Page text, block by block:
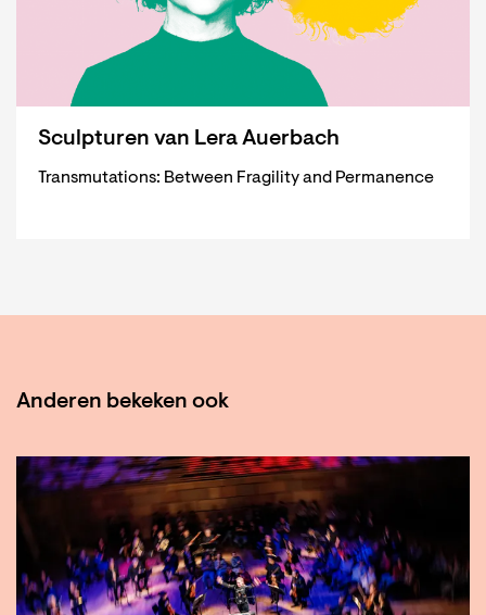
Sculpturen van Lera Auerbach
Transmutations: Between Fragility and Permanence
Anderen bekeken ook